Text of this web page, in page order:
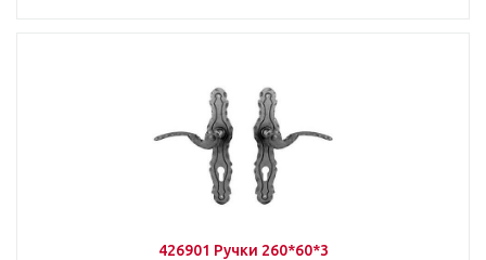
426901 Ручки 260*60*3